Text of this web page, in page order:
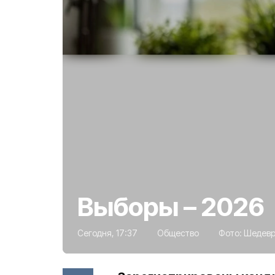
Выборы – 2026
Сегодня, 17:37 Общество Фото: